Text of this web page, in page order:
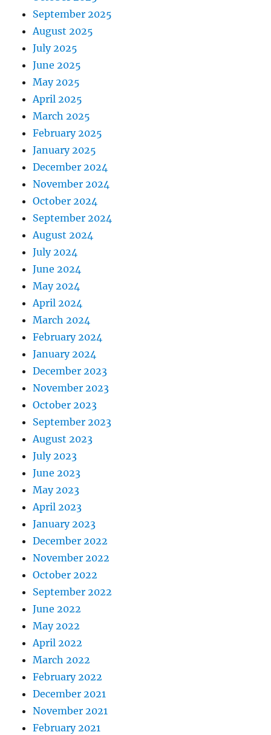
September 2025
August 2025
July 2025
June 2025
May 2025
April 2025
March 2025
February 2025
January 2025
December 2024
November 2024
October 2024
September 2024
August 2024
July 2024
June 2024
May 2024
April 2024
March 2024
February 2024
January 2024
December 2023
November 2023
October 2023
September 2023
August 2023
July 2023
June 2023
May 2023
April 2023
January 2023
December 2022
November 2022
October 2022
September 2022
June 2022
May 2022
April 2022
March 2022
February 2022
December 2021
November 2021
February 2021